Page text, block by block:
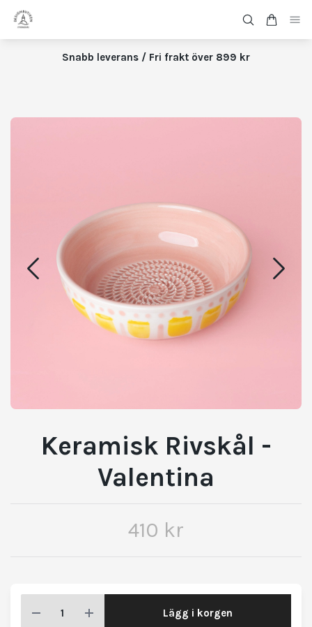
Snabb leverans / Fri frakt över 899 kr
Keramisk Rivskål -
Valentina
410 kr
Lägg i korgen